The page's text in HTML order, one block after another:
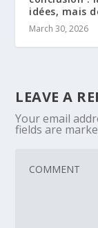
idées, mais
March 30, 2026
LEAVE A
Your email
fields are